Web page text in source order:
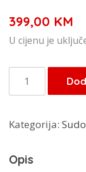
399,00 KM
U cijenu je
Franke
sudoper
ROG
41
Kategorija:
Opis